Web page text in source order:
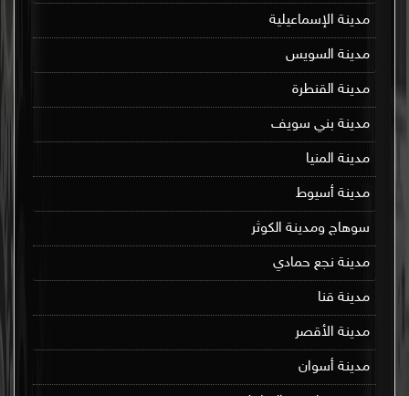
مدينة الإسماعيلية
مدينة السويس
مدينة القنطرة
مدينة بني سويف
مدينة المنيا
مدينة أسيوط
سوهاج ومدينة الكوثر
مدينة نجع حمادي
مدينة قنا
مدينة الأقصر
مدينة أسوان